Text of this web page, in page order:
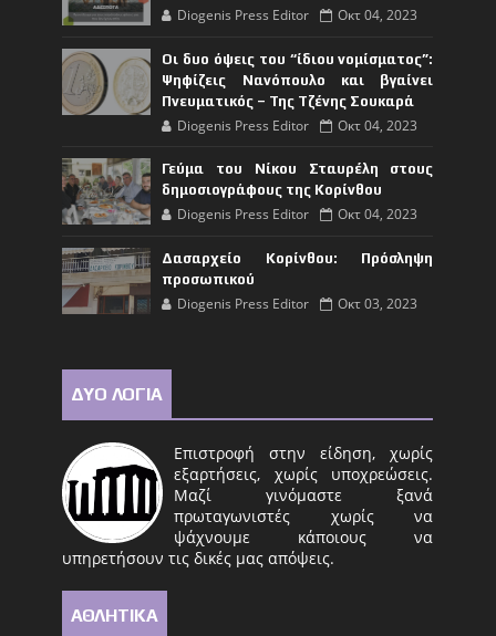
Diogenis Press Editor Οκτ 04, 2023
Οι δυο όψεις του “ίδιου νομίσματος”:
Ψηφίζεις Νανόπουλο και βγαίνει
Πνευματικός – Της Τζένης Σουκαρά
Diogenis Press Editor Οκτ 04, 2023
Γεύμα του Νίκου Σταυρέλη στους
δημοσιογράφους της Κορίνθου
Diogenis Press Editor Οκτ 04, 2023
Δασαρχείο Κορίνθου: Πρόσληψη
προσωπικού
Diogenis Press Editor Οκτ 03, 2023
ΔΥΟ ΛΟΓΙΑ
Επιστροφή στην είδηση, χωρίς
εξαρτήσεις, χωρίς υποχρεώσεις.
Μαζί γινόμαστε ξανά
πρωταγωνιστές χωρίς να
ψάχνουμε κάποιους να
υπηρετήσουν τις δικές μας απόψεις.
ΑΘΛΗΤΙΚΑ